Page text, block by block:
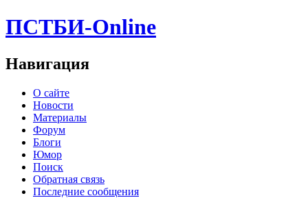
ПСТБИ-Online
Навигация
О сайте
Новости
Материалы
Форум
Блоги
Юмор
Поиск
Обратная связь
Последние сообщения